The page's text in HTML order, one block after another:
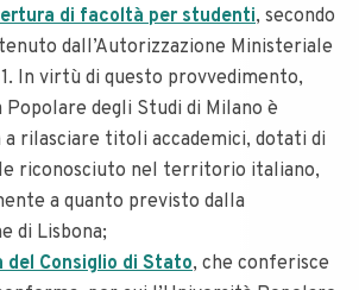
di facoltà per studenti, secondo
dall’Autorizzazione Ministeriale
In virtù di questo provvedimento,
Popolare degli Studi di Milano è
rilasciare titoli accademici, dotati di
riconosciuto nel territorio italiano,
a quanto previsto dalla
di Lisbona;
del Consiglio di Stato, che conferisce